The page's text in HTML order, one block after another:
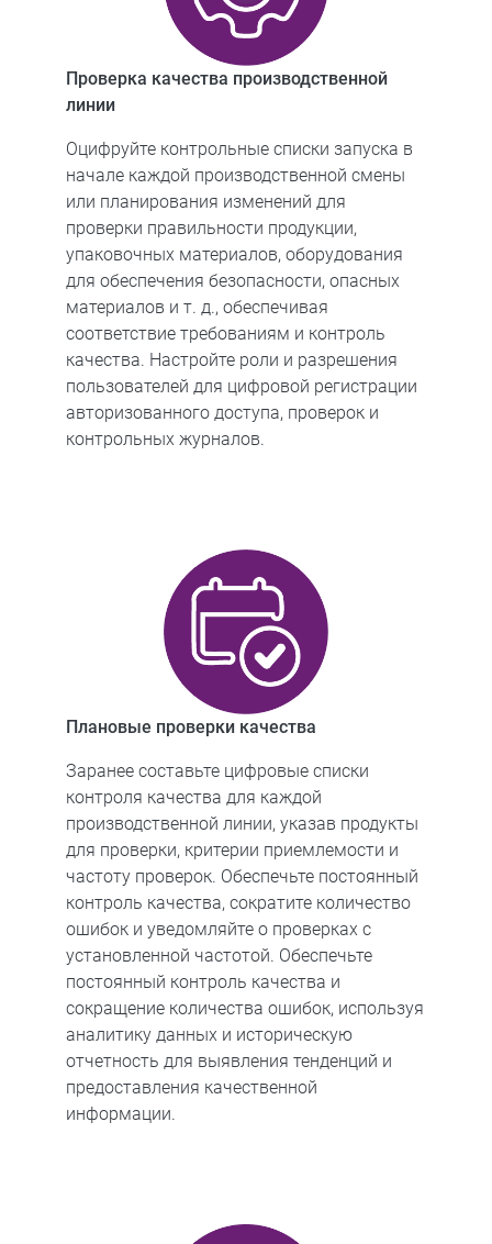
Проверка качества производственной
линии
Оцифруйте контрольные списки запуска в
начале каждой производственной смены
или планирования изменений для
проверки правильности продукции,
упаковочных материалов, оборудования
для обеспечения безопасности, опасных
материалов и т. д., обеспечивая
соответствие требованиям и контроль
качества. Настройте роли и разрешения
пользователей для цифровой регистрации
авторизованного доступа, проверок и
контрольных журналов.
Плановые проверки качества
Заранее составьте цифровые списки
контроля качества для каждой
производственной линии, указав продукты
для проверки, критерии приемлемости и
частоту проверок. Обеспечьте постоянный
контроль качества, сократите количество
ошибок и уведомляйте о проверках с
установленной частотой. Обеспечьте
постоянный контроль качества и
сокращение количества ошибок, используя
аналитику данных и историческую
отчетность для выявления тенденций и
предоставления качественной
информации.